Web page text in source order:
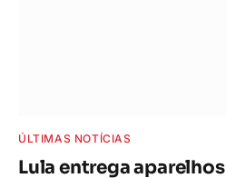
ÚLTIMAS NOTÍCIAS
Lula entrega